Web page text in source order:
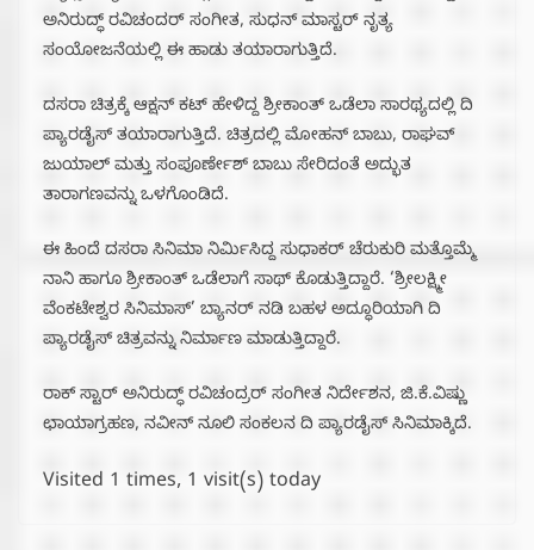
ಅನಿರುದ್ಧ್ ರವಿಚಂದರ್ ಸಂಗೀತ, ಸುಧನ್ ಮಾಸ್ಟರ್ ನೃತ್ಯ
ಸಂಯೋಜನೆಯಲ್ಲಿ ಈ ಹಾಡು ತಯಾರಾಗುತ್ತಿದೆ.
ದಸರಾ ಚಿತ್ರಕ್ಕೆ ಆಕ್ಷನ್ ಕಟ್ ಹೇಳಿದ್ದ ಶ್ರೀಕಾಂತ್ ಒಡೆಲಾ ಸಾರಥ್ಯದಲ್ಲಿ ದಿ‌
ಪ್ಯಾರಡೈಸ್ ತಯಾರಾಗುತ್ತಿದೆ. ಚಿತ್ರದಲ್ಲಿ ಮೋಹನ್ ಬಾಬು, ರಾಘವ್
ಜುಯಾಲ್ ಮತ್ತು ಸಂಪೂರ್ಣೇಶ್ ಬಾಬು ಸೇರಿದಂತೆ ಅದ್ಭುತ
ತಾರಾಗಣವನ್ನು ಒಳಗೊಂಡಿದೆ.
ಈ ಹಿಂದೆ ದಸರಾ ಸಿನಿಮಾ ನಿರ್ಮಿಸಿದ್ದ ಸುಧಾಕರ್ ಚೆರುಕುರಿ ಮತ್ತೊಮ್ಮೆ
ನಾನಿ ಹಾಗೂ ಶ್ರೀಕಾಂತ್ ಒಡೆಲಾಗೆ ಸಾಥ್ ಕೊಡುತ್ತಿದ್ದಾರೆ. ‘ಶ್ರೀಲಕ್ಷ್ಮೀ
ವೆಂಕಟೇಶ್ವರ ಸಿನಿಮಾಸ್’ ಬ್ಯಾನರ್ ನಡಿ ಬಹಳ ಅದ್ಧೂರಿಯಾಗಿ ದಿ
ಪ್ಯಾರಡೈಸ್ ಚಿತ್ರವನ್ನು ನಿರ್ಮಾಣ ಮಾಡುತ್ತಿದ್ದಾರೆ.
ರಾಕ್ ಸ್ಟಾರ್ ಅನಿರುದ್ಧ್ ರವಿಚಂದ್ರರ್ ಸಂಗೀತ ನಿರ್ದೇಶನ, ಜಿ.ಕೆ.ವಿಷ್ಣು
ಛಾಯಾಗ್ರಹಣ, ನವೀನ್ ನೂಲಿ ಸಂಕಲನ ದಿ ಪ್ಯಾರಡೈಸ್ ಸಿನಿಮಾಕ್ಕಿದೆ.
Visited 1 times, 1 visit(s) today